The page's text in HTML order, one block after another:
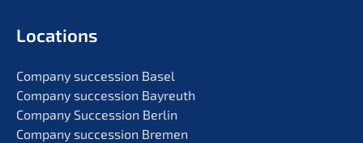
Locati­ons
Compa­ny succes­si­on Basel
Compa­ny succes­si­on Bayreuth
Compa­ny Succes­si­on Berlin
Compa­ny succes­si­on Bremen